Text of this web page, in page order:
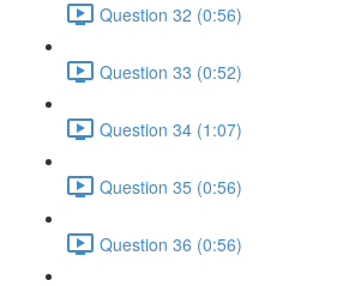
Question 32 (0:56)
Question 33 (0:52)
Question 34 (1:07)
Question 35 (0:56)
Question 36 (0:56)